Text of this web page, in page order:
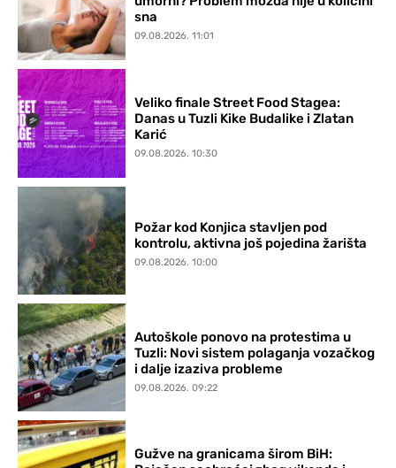
sna
09.08.2026. 11:01
Veliko finale Street Food Stagea:
Danas u Tuzli Kike Budalike i Zlatan
Karić
09.08.2026. 10:30
Požar kod Konjica stavljen pod
kontrolu, aktivna još pojedina žarišta
09.08.2026. 10:00
Autoškole ponovo na protestima u
Tuzli: Novi sistem polaganja vozačkog
i dalje izaziva probleme
09.08.2026. 09:22
Gužve na granicama širom BiH: